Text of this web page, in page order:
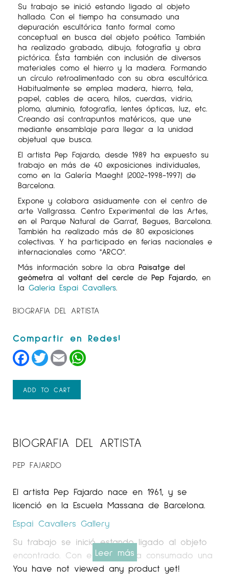
Su trabajo se inició estando ligado al objeto
hallado. Con el tiempo ha consumado una
depuración escultórica tanto formal como
conceptual en busca del objeto poético. También
ha realizado grabado, dibujo, fotografía y obra
pictórica. Ésta también con inclusión de diversos
materiales como el hierro y la madera. Formando
un círculo retroalimentado con su obra escultórica.
Habitualmente se emplea madera, hierro, tela,
papel, cables de acero, hilos, cuerdas, vidrio,
plomo, aluminio, fotografía, lentes ópticas, luz, etc.
Creando así contrapuntos matéricos, que une
mediante ensamblaje para llegar a la unidad
objetual que busca.
El artista Pep Fajardo, desde 1989 ha expuesto su
trabajo en más de 40 exposiciones individuales,
como en la Galería Maeght (2002-1998-1997) de
Barcelona.
Expone y colabora asiduamente con el centro de
arte Vallgrassa. Centro Experimental de las Artes,
en el Parque Natural de Garraf, Begues, Barcelona.
También ha realizado más de 80 exposiciones
colectivas. Y ha participado en ferias nacionales e
internacionales como "ARCO".
Más información sobre la obra Paisatge del
geòmetra al voltant del cercle de Pep Fajardo , en
la Galeria Espai Cavallers
BIOGRAFIA DEL ARTISTA
Facebook
TwitterEmail
ADD TO CART
BIOGRAFIA DEL ARTISTA
PEP FAJARDO
El artista Pep Fajardo nace en 1961, y se
licenció en la Escuela Massana de Barcelona.
Espai Cavallers Gallery
Su trabajo se inició estando ligado al objeto
encontrado. Con el tiempo ha consumado una
depuración escultórica tanto formal como
Leer más
You have not viewed any product yet!